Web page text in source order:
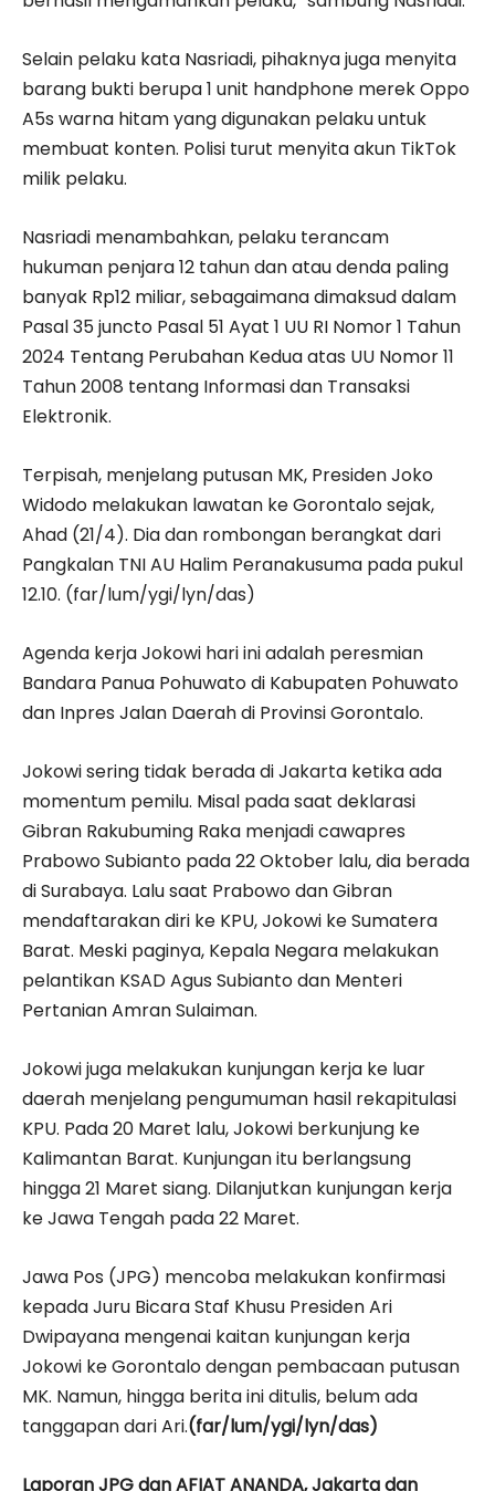
Selain pelaku kata Nasriadi, pihaknya juga menyita
barang bukti berupa 1 unit handphone merek Oppo
A5s warna hitam yang digunakan pelaku untuk
membuat konten. Polisi turut menyita akun TikTok
milik pelaku.
Nasriadi menambahkan, pelaku terancam
hukuman penjara 12 tahun dan atau denda paling
banyak Rp12 miliar, sebagaimana dimaksud dalam
Pasal 35 juncto Pasal 51 Ayat 1 UU RI Nomor 1 Tahun
2024 Tentang Perubahan Kedua atas UU Nomor 11
Tahun 2008 tentang Informasi dan Transaksi
Elektronik.
Terpisah, menjelang putusan MK, Presiden Joko
Widodo melakukan lawatan ke Gorontalo sejak,
Ahad (21/4). Dia dan rombongan berangkat dari
Pangkalan TNI AU Halim Peranakusuma pada pukul
12.10. (far/lum/ygi/lyn/das)
Agenda kerja Jokowi hari ini adalah peresmian
Bandara Panua Pohuwato di Kabupaten Pohuwato
dan Inpres Jalan Daerah di Provinsi Gorontalo.
Jokowi sering tidak berada di Jakarta ketika ada
momentum pemilu. Misal pada saat deklarasi
Gibran Rakubuming Raka menjadi cawapres
Prabowo Subianto pada 22 Oktober lalu, dia berada
di Surabaya. Lalu saat Prabowo dan Gibran
mendaftarakan diri ke KPU, Jokowi ke Sumatera
Barat. Meski paginya, Kepala Negara melakukan
pelantikan KSAD Agus Subianto dan Menteri
Pertanian Amran Sulaiman.
Jokowi juga melakukan kunjungan kerja ke luar
daerah menjelang pengumuman hasil rekapitulasi
KPU. Pada 20 Maret lalu, Jokowi berkunjung ke
Kalimantan Barat. Kunjungan itu berlangsung
hingga 21 Maret siang. Dilanjutkan kunjungan kerja
ke Jawa Tengah pada 22 Maret.
Jawa Pos (JPG) mencoba melakukan konfirmasi
kepada Juru Bicara Staf Khusu Presiden Ari
Dwipayana mengenai kaitan kunjungan kerja
Jokowi ke Gorontalo dengan pembacaan putusan
MK. Namun, hingga berita ini ditulis, belum ada
tanggapan dari Ari.(far/lum/ygi/lyn/das)
Laporan JPG dan AFIAT ANANDA, Jakarta dan